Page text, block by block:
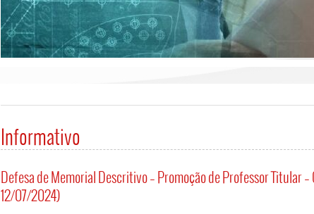
Informativo
Defesa de Memorial Descritivo – Promoção de Professor Titular –
12/07/2024)